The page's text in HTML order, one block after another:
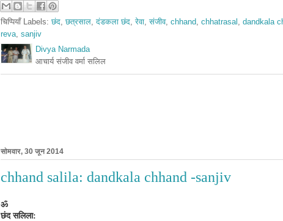
चिप्पियाँ Labels:छंद,छत्रसाल,दंडकला छंद,रेवा,संजीव, chhand, chhatrasal , dandkala
reva, sanjiv
Divya Narmada
आचार्य संजीव वर्मा सलिल
सोमवार, 30 जून 2014
chhand salila: dandkala chhand -sanjiv
ॐ
छंद सलिला: